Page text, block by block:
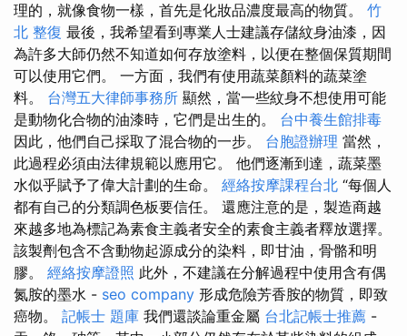
理的，就像食物一樣，首先是化妝品濃度最高的物質。 竹
北 整復 最後，我希望看到專業人士建議存儲紋身油漆，因
為許多大師仍然不知道如何存放塗料，以便在整個保質期間
可以使用它們。 一方面，我們有使用蔬菜顏料的蔬菜塗
料。 台灣五大律師事務所 顯然，當一些紋身不想使用可能
是動物化合物的油漆時，它們是出生的。 台中養生館排毒
因此，他們自己採取了混合物的一步。 台胞證辦理 當然，
此過程必須由法律規範以應用它。 他們逐漸到達，蔬菜墨
水似乎賦予了偉大計劃的生命。 經絡按摩課程台北 “每個人
都有自己的分類調色板要信任。 還應注意的是，製造商越
來越多地為標記為素食主義者安全的素食主義者釋放選擇。
該製劑包含不含動物起源成分的染料，即甘油，骨骼和明
膠。 經絡按摩證照 此外，不建議在分解過程中使用含有偶
氮胺的墨水 - seo company 形成危險芳香胺的物質，即致
癌物。 記帳士 題庫 我們還談論重金屬 台北記帳士推薦 -